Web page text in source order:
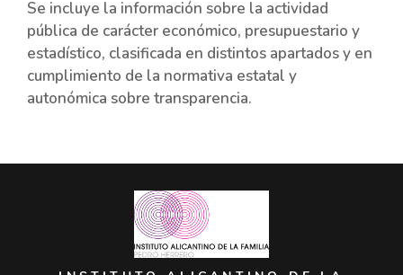
Se incluye la información sobre la actividad
pública de carácter económico, presupuestario y
estadístico, clasificada en distintos apartados y en
cumplimiento de la normativa estatal y
autonómica sobre transparencia.